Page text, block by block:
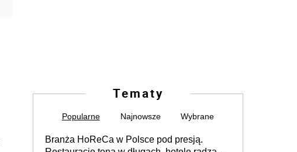
Tematy
Popularne Najnowsze Wybrane
Branża HoReCa w Polsce pod presją.